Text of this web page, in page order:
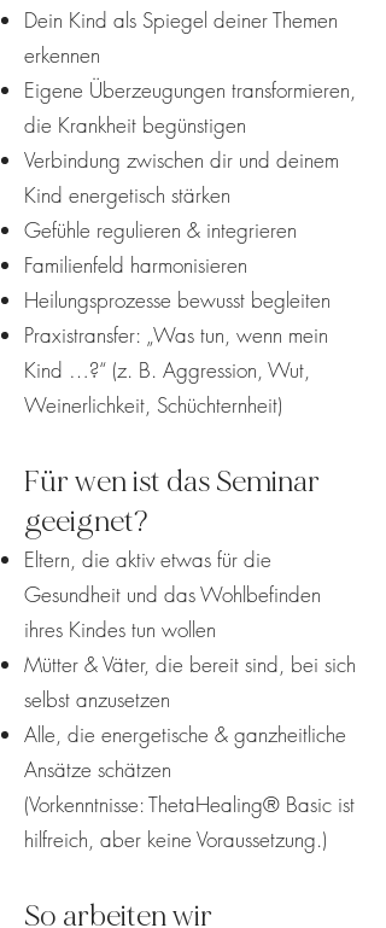
Dein Kind als Spiegel deiner Themen
erkennen
Eigene Überzeugungen transformieren,
die Krankheit begünstigen
Verbindung zwischen dir und deinem
Kind energetisch stärken
Gefühle regulieren & integrieren
Familienfeld harmonisieren
Heilungsprozesse bewusst begleiten
Praxistransfer: „Was tun, wenn mein
Kind …?“ (z. B. Aggression, Wut,
Weinerlichkeit, Schüchternheit)
Für wen ist das Seminar
geeignet?
Eltern, die aktiv etwas für die
Gesundheit und das Wohlbefinden
ihres Kindes tun wollen
Mütter & Väter, die bereit sind, bei sich
selbst anzusetzen
Alle, die energetische & ganzheitliche
Ansätze schätzen
(Vorkenntnisse: ThetaHealing® Basic ist
hilfreich, aber keine Voraussetzung.)
So arbeiten wir